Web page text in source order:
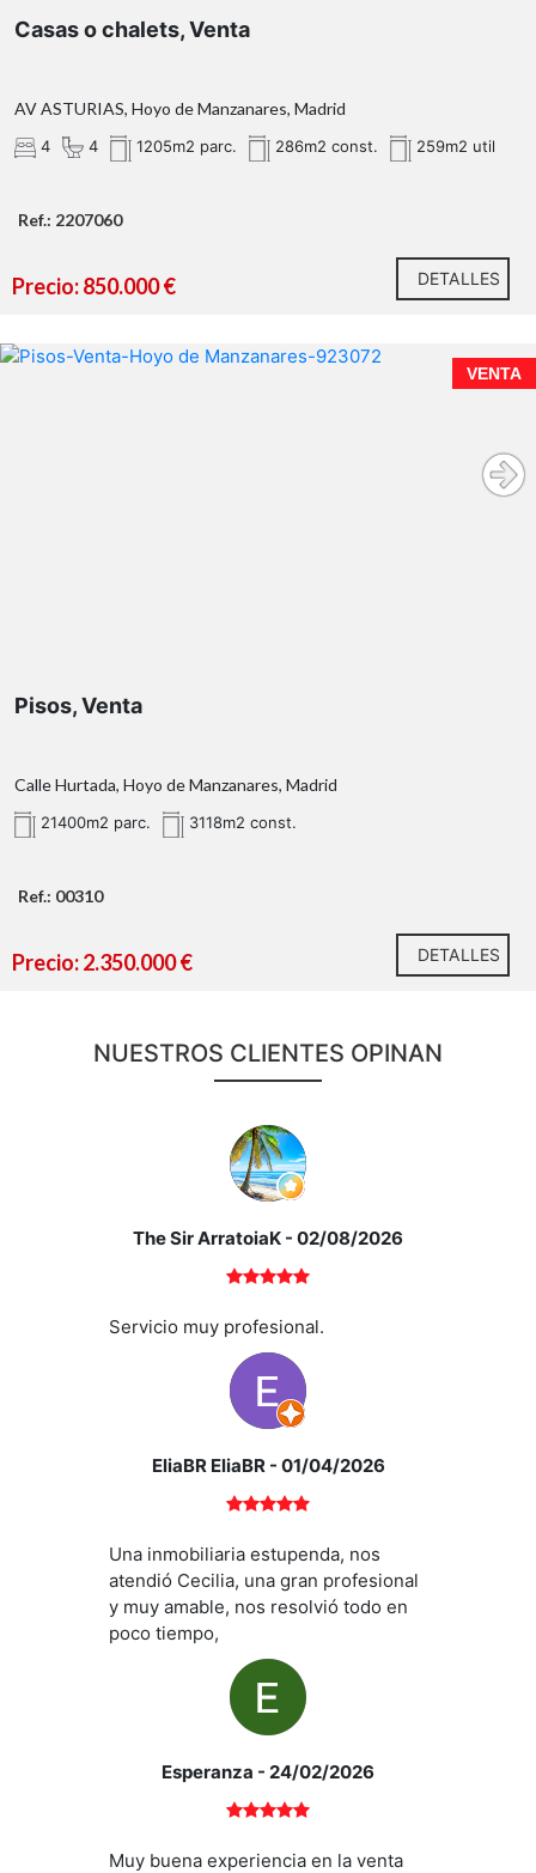
cuatro dormitorios tipo suite
piscina climatizada de agua salada
todas las estancias, suelo radiante, placas solares,
Casas o chalets, Venta
AV ASTURIAS, Hoyo de Manzanares, Madrid
4 4 1205m2 parc. 286m2 const. 259m2 util
Ref.: 2207060
Precio: 850.000 € DETALLES
VENTA
Pisos, Venta
Calle Hurtada, Hoyo de Manzanares, Madrid
21400m2 parc. 3118m2 const.
Ref.: 00310
Precio: 2.350.000 € DETALLES
NUESTROS CLIENTES OPINAN
The Sir ArratoiaK - 02/08/2026
Servicio muy profesional.
EliaBR EliaBR - 01/04/2026
Una inmobiliaria estupenda, nos
atendió Cecilia, una gran profesional
y muy amable, nos resolvió todo en
poco tiempo,
Esperanza - 24/02/2026
Muy buena experiencia en la venta